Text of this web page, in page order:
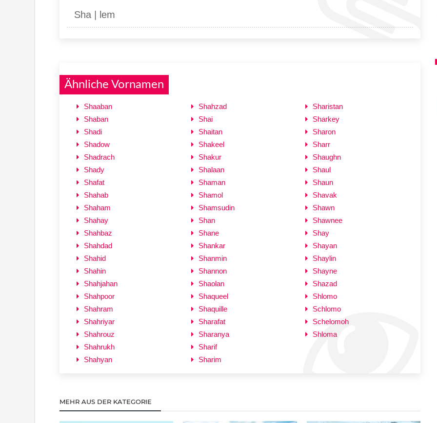
Sha | lem
Ähnliche Vornamen
Shaaban
Shaban
Shadi
Shadow
Shadrach
Shady
Shafat
Shahab
Shaham
Shahay
Shahbaz
Shahdad
Shahid
Shahin
Shahjahan
Shahpoor
Shahram
Shahriyar
Shahrouz
Shahrukh
Shahyan
Shahzad
Shai
Shaitan
Shakeel
Shakur
Shalaan
Shaman
Shamol
Shamsudin
Shan
Shane
Shankar
Shanmin
Shannon
Shaolan
Shaqueel
Shaquille
Sharafat
Sharanya
Sharif
Sharim
Sharistan
Sharkey
Sharon
Sharr
Shaughn
Shaul
Shaun
Shavak
Shawn
Shawnee
Shay
Shayan
Shaylin
Shayne
Shazad
Shlomo
Schlomo
Schelomoh
Shloma
MEHR AUS DER KATEGORIE